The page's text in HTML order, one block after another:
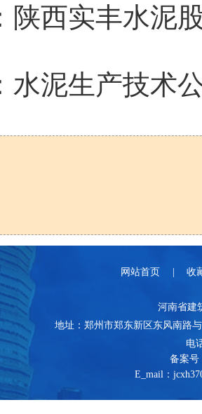
陕西实丰水泥
水泥生产技术